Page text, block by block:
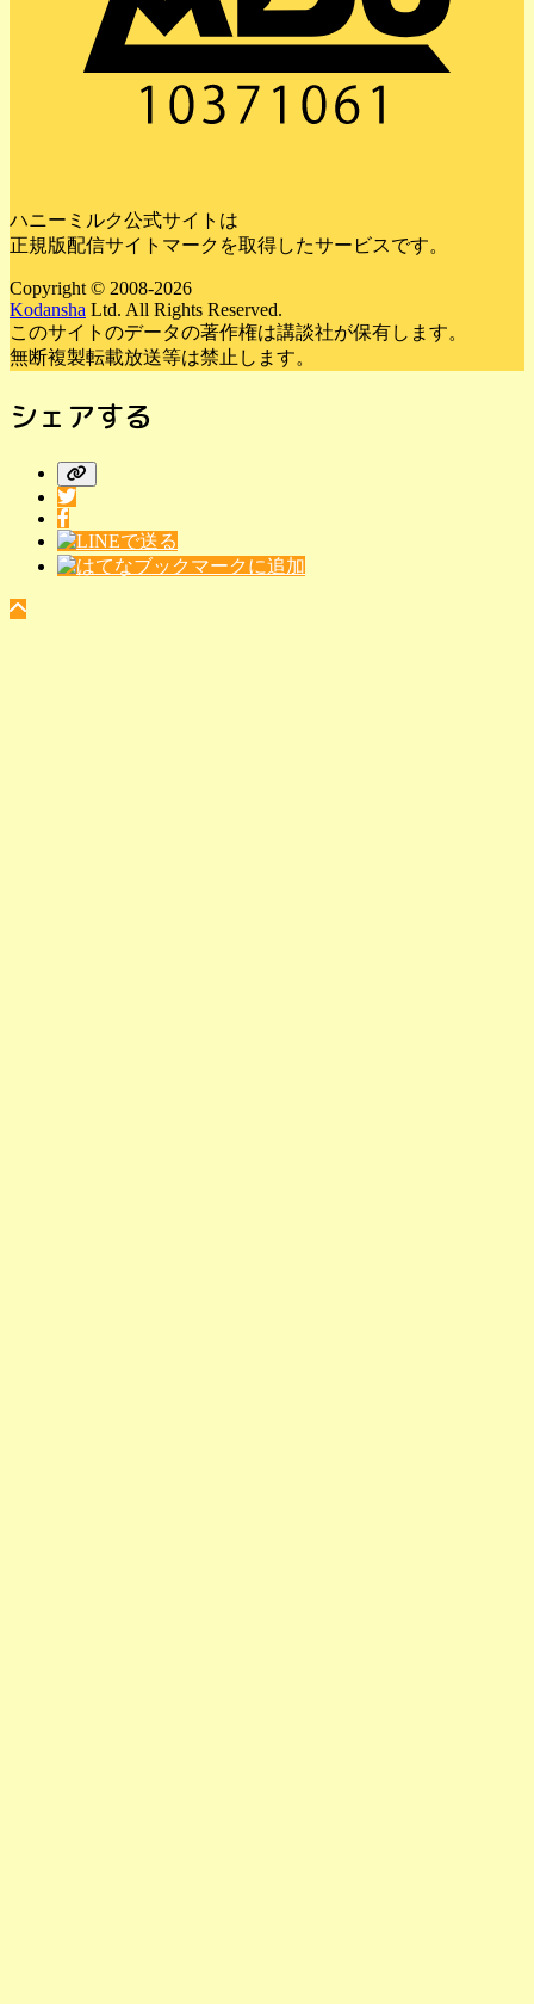
ハニーミルク公式サイトは
正規版配信サイトマークを取得したサービスです。
Copyright © 2008-2026
Kodansha Ltd. All Rights Reserved.
このサイトのデータの著作権は講談社が保有します。
無断複製転載放送等は禁止します。
シェアする